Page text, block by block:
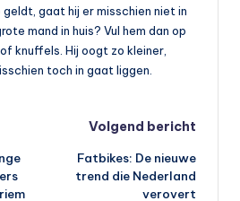
gaat hij er misschien niet in
mand in huis? Vul hem dan op
knuffels. Hij oogt zo kleiner,
toch in gaat liggen.
Volgend bericht
Fatbikes: De nieuwe
trend die Nederland
verovert